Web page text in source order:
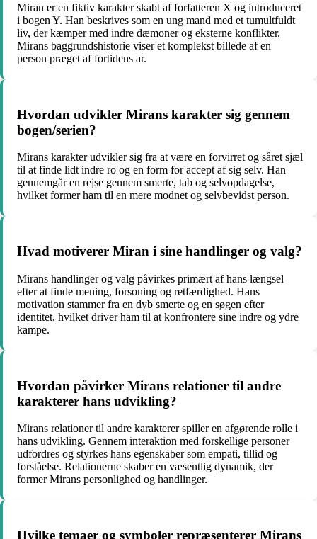
Miran er en fiktiv karakter skabt af forfatteren X og introduceret
i bogen Y. Han beskrives som en ung mand med et tumultfuldt
liv, der kæmper med indre dæmoner og eksterne konflikter.
Mirans baggrundshistorie viser et komplekst billede af en
person præget af fortidens ar.
Hvordan udvikler Mirans karakter sig gennem
bogen/serien?
Mirans karakter udvikler sig fra at være en forvirret og såret sjæl
til at finde lidt indre ro og en form for accept af sig selv. Han
gennemgår en rejse gennem smerte, tab og selvopdagelse,
hvilket former ham til en mere modnet og selvbevidst person.
Hvad motiverer Miran i sine handlinger og valg?
Mirans handlinger og valg påvirkes primært af hans længsel
efter at finde mening, forsoning og retfærdighed. Hans
motivation stammer fra en dyb smerte og en søgen efter
identitet, hvilket driver ham til at konfrontere sine indre og ydre
kampe.
Hvordan påvirker Mirans relationer til andre
karakterer hans udvikling?
Mirans relationer til andre karakterer spiller en afgørende rolle i
hans udvikling. Gennem interaktion med forskellige personer
udfordres og styrkes hans egenskaber som empati, tillid og
forståelse. Relationerne skaber en væsentlig dynamik, der
former Mirans personlighed og handlinger.
Hvilke temaer og symboler repræsenterer Mirans